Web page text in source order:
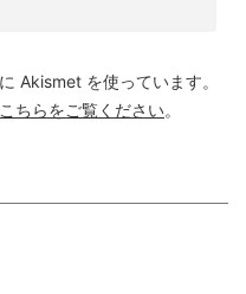
Akismet を使っています。
ちらをご覧ください。